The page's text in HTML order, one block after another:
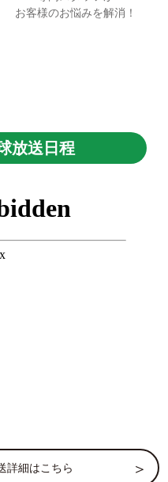
お客様のお悩みを解消！
放送日程
詳細はこちら